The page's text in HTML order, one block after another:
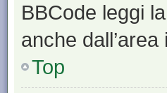
BBCode leggi la
anche
Top